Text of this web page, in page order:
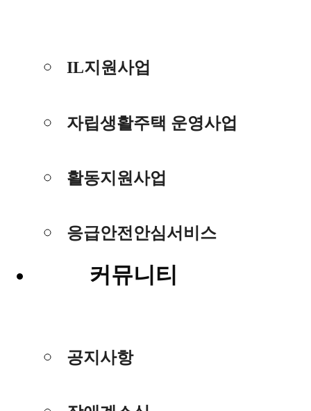
IL지원사업
자립생활주택 운영사업
활동지원사업
응급안전안심서비스
커뮤니티
공지사항